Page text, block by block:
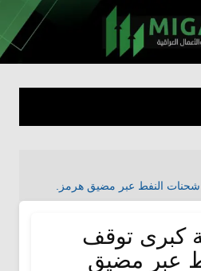
miga24.com
النفط عبر مضيق هرمز.
كبرى توقف
عبر مضيق